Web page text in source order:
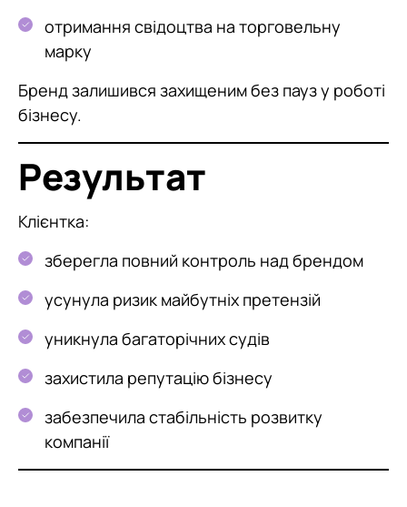
отримання свідоцтва на торговельну
марку
Бренд залишився захищеним без пауз у роботі
бізнесу.
Результат
Клієнтка:
зберегла повний контроль над брендом
усунула ризик майбутніх претензій
уникнула багаторічних судів
захистила репутацію бізнесу
забезпечила стабільність розвитку
компанії